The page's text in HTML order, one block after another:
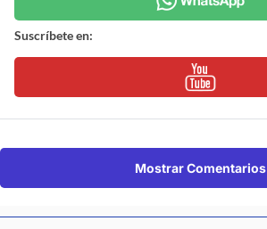
Suscríbete en:
Mostrar Comentarios